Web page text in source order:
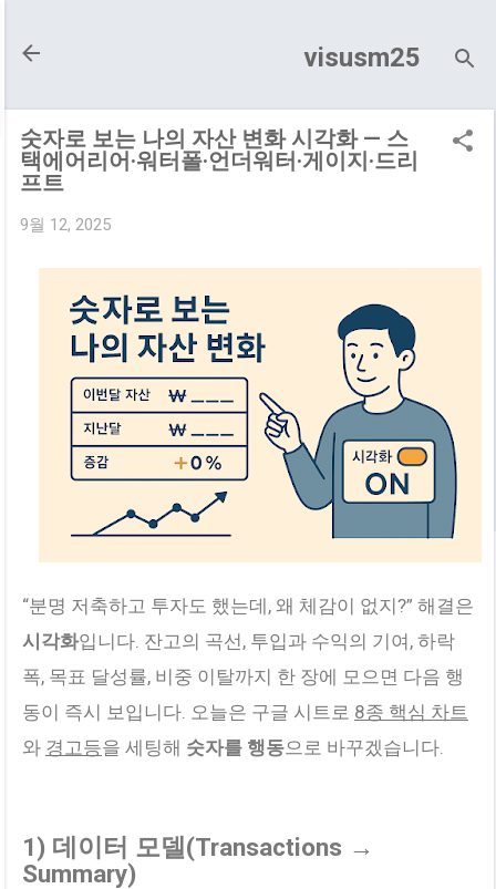
visusm25
숫자로 보는 나의 자산 변화 시각화 — 스
택에어리어·워터폴·언더워터·게이지·드리
프트
9월 12, 2025
“분명 저축하고 투자도 했는데, 왜 체감이 없지?” 해결은
시각화입니다. 잔고의 곡선, 투입과 수익의 기여, 하락
폭, 목표 달성률, 비중 이탈까지 한 장에 모으면 다음 행
동이 즉시 보입니다. 오늘은 구글 시트로 8종 핵심 차트
와 경고등을 세팅해 숫자를 행동으로 바꾸겠습니다.
1) 데이터 모델(Transactions →
Summary)